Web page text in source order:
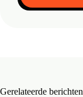
Gerelateerde berichten